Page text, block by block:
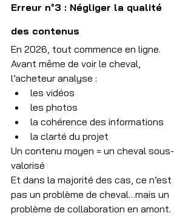
Erreur n°3 : Négliger la qualité
des contenus
En 2026, tout commence en ligne.
Avant même de voir le cheval,
l’acheteur analyse :
les vidéos
les photos
la cohérence des informations
la clarté du projet
Un contenu moyen = un cheval sous-
valorisé
Et dans la majorité des cas, ce n’est
pas un problème de cheval…mais un
problème de collaboration en amont.